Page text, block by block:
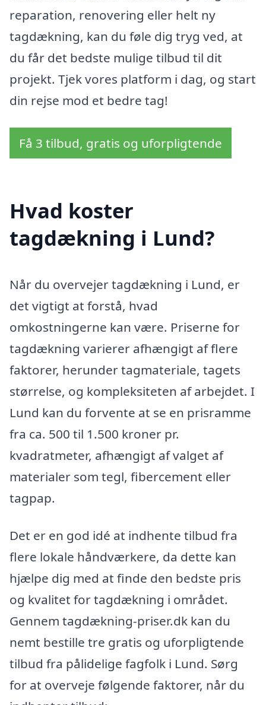
reparation, renovering eller helt ny
tagdækning, kan du føle dig tryg ved, at
du får det bedste mulige tilbud til dit
projekt. Tjek vores platform i dag, og start
din rejse mod et bedre tag!
Få 3 tilbud, gratis og uforpligtende
Hvad koster
tagdækning i Lund?
Når du overvejer tagdækning i Lund, er
det vigtigt at forstå, hvad
omkostningerne kan være. Priserne for
tagdækning varierer afhængigt af flere
faktorer, herunder tagmateriale, tagets
størrelse, og kompleksiteten af arbejdet. I
Lund kan du forvente at se en prisramme
fra ca. 500 til 1.500 kroner pr.
kvadratmeter, afhængigt af valget af
materialer som tegl, fibercement eller
tagpap.
Det er en god idé at indhente tilbud fra
flere lokale håndværkere, da dette kan
hjælpe dig med at finde den bedste pris
og kvalitet for tagdækning i området.
Gennem tagdækning-priser.dk kan du
nemt bestille tre gratis og uforpligtende
tilbud fra pålidelige fagfolk i Lund. Sørg
for at overveje følgende faktorer, når du